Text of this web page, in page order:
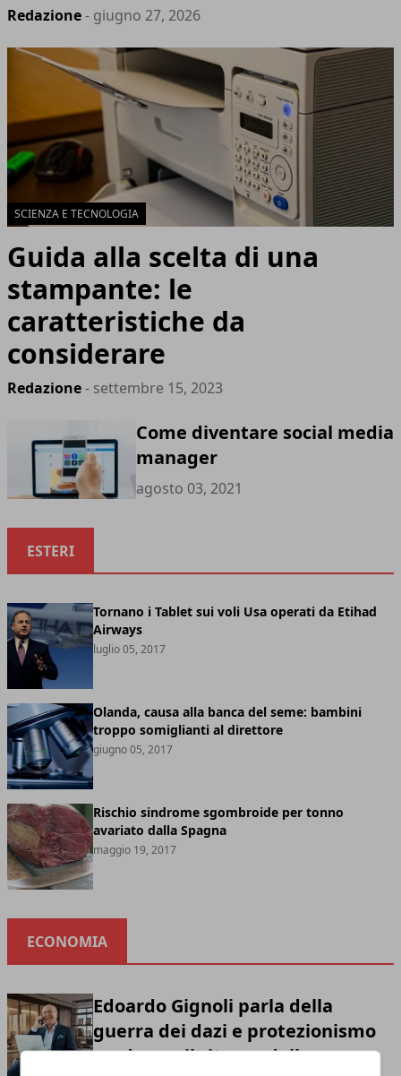
Redazione- giugno 27, 2026
SCIENZA E TECNOLOGIA
Guida alla scelta di una
stampante: le
caratteristiche da
considerare
Redazione- settembre 15, 2023
Come diventare social media
manager
agosto 03, 2021
ESTERI
Tornano i Tablet sui voli Usa operati da Etihad
Airways
luglio 05, 2017
Olanda, causa alla banca del seme: bambini
troppo somiglianti al direttore
giugno 05, 2017
Rischio sindrome sgombroide per tonno
avariato dalla Spagna
maggio 19, 2017
ECONOMIA
Edoardo Gignoli parla della
guerra dei dazi e protezionismo
moderno: il ritorno della